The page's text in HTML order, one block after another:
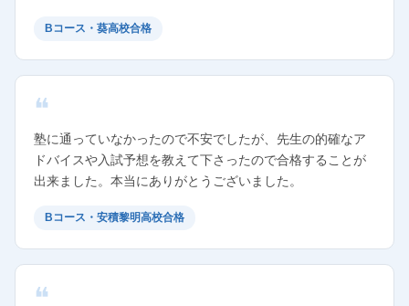
Bコース・葵高校合格
塾に通っていなかったので不安でしたが、先生の的確なア
ドバイスや入試予想を教えて下さったので合格することが
出来ました。本当にありがとうございました。
Bコース・安積黎明高校合格